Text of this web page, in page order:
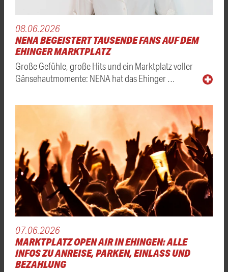
08.06.2026
NENA BEGEISTERT TAUSENDE FANS AUF DEM
EHINGER MARKTPLATZ
Große Gefühle, große Hits und ein Marktplatz voller
Gänsehautmomente: NENA hat das Ehinger …
07.06.2026
MARKTPLATZ OPEN AIR IN EHINGEN: ALLE
INFOS ZU ANREISE, PARKEN, EINLASS UND
BEZAHLUNG